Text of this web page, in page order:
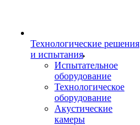
Технологические решения
и испытания
Испытательное
оборудование
Технологическое
оборудование
Акустические
камеры